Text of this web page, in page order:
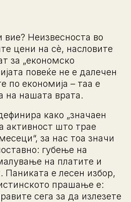
вие? Неизвесноста во
цени на сè, насловите
за „економско
повеќе не е далечен
по економија – таа е
на нашата врата.
како „значаен
активност што трае
за нас тоа значи
губење на
на платите и
Паниката е лесен избор,
прашање е:
сега за да излезете